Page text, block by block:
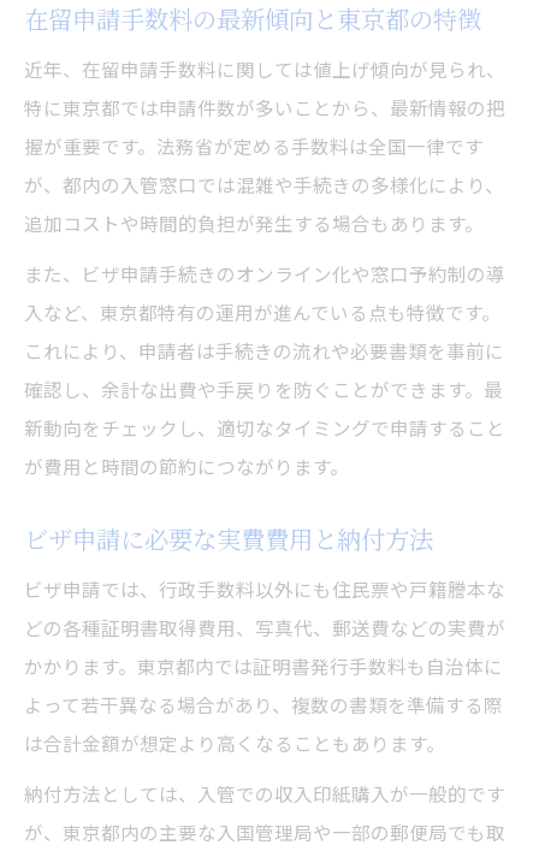
永住許可申請手数料の値上げ理由を解説
世帯収入や資産を活用した審査対策法
行政書士サービスの費用相場と注意点
申請手続きで差が出る総額節約テク
ビザ申請手続き別の総額費用節約術
交通費や役所発行手数料の抑え方解説
ビザ申請費用を減らすための事前準備法
在留資格申請で使える割引や優遇策とは
複数人・家族申請時の節約ポイント
オンラインビザ申請で費用が安くなる仕組
オンラインと窓口申請の費用差を徹底比較
ビザ申請費用節約に役立つオンライン活用
法
入管手数料納付のオンライン手続きステッ
プ
ビザ申請オンライン対応で得られるメリッ
ト
在留申請手数料の最新傾向と東京都の特徴
近年、在留申請手数料に関しては値上げ傾向が見られ、
特に東京都では申請件数が多いことから、最新情報の把
握が重要です。法務省が定める手数料は全国一律です
が、都内の入管窓口では混雑や手続きの多様化により、
追加コストや時間的負担が発生する場合もあります。
また、ビザ申請手続きのオンライン化や窓口予約制の導
入など、東京都特有の運用が進んでいる点も特徴です。
これにより、申請者は手続きの流れや必要書類を事前に
確認し、余計な出費や手戻りを防ぐことができます。最
新動向をチェックし、適切なタイミングで申請すること
が費用と時間の節約につながります。
ビザ申請に必要な実費費用と納付方法
ビザ申請では、行政手数料以外にも住民票や戸籍謄本な
どの各種証明書取得費用、写真代、郵送費などの実費が
かかります。東京都内では証明書発行手数料も自治体に
よって若干異なる場合があり、複数の書類を準備する際
は合計金額が想定より高くなることもあります。
納付方法としては、入管での収入印紙購入が一般的です
が、東京都内の主要な入国管理局や一部の郵便局でも取